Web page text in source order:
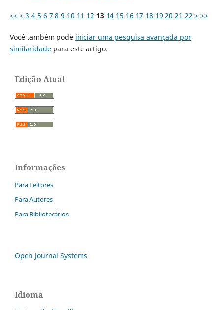
<< < 3 4 5 6 7 8 9 10 11 12 13 14 15 16 17 18 19 20 21 22 > >>
Você também pode iniciar uma pesquisa avançada por
similaridadepara este artigo.
Edição Atual
Informações
Para Leitores
Para Autores
Para Bibliotecários
Open Journal Systems
Idioma